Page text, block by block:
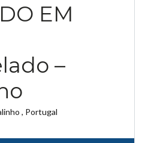
LOGIN
EM
–
, Portugal